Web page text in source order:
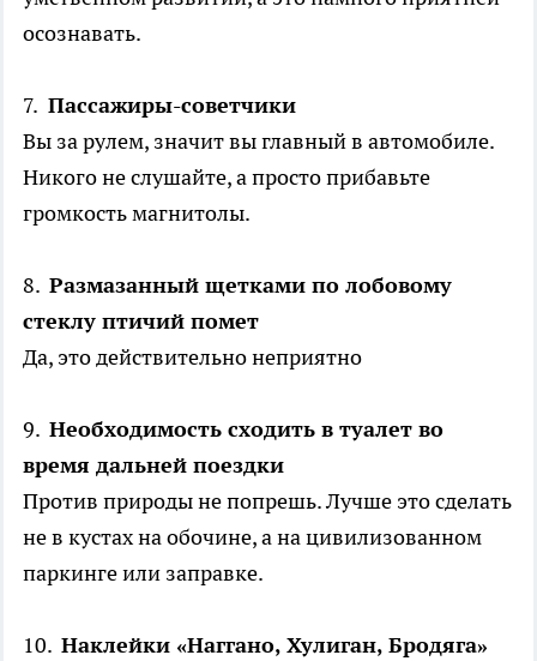
осознавать.
7. Пассажиры-советчики
Вы за рулем, значит вы главный в автомобиле.
Никого не слушайте, а просто прибавьте
громкость магнитолы.
8. Размазанный щетками по лобовому
стеклу птичий помет
Да, это действительно неприятно
9. Необходимость сходить в туалет во
время дальней поездки
Против природы не попрешь. Лучше это сделать
не в кустах на обочине, а на цивилизованном
паркинге или заправке.
10. Наклейки «Наггано, Хулиган, Бродяга»